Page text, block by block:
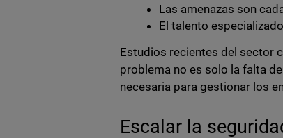
Las amenazas son
El talento
Estudios recientes del sector
problema no es solo la falta
necesaria para gestionar los
Escalar la